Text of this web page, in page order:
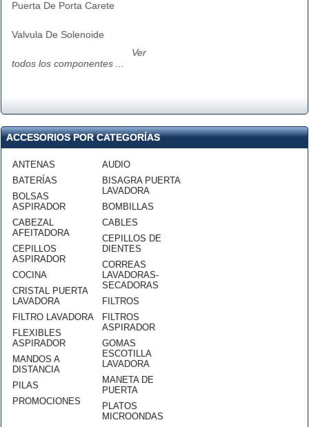
Puerta De Porta Carete
Valvula De Solenoide
Ver
todos los componentes ...
ACCESORIOS POR CATEGORÍAS
ANTENAS
BATERÍAS
BOLSAS
ASPIRADOR
CABEZAL
AFEITADORA
CEPILLOS
ASPIRADOR
COCINA
CRISTAL PUERTA
LAVADORA
FILTRO LAVADORA
FLEXIBLES
ASPIRADOR
MANDOS A
DISTANCIA
PILAS
PROMOCIONES
AUDIO
BISAGRA PUERTA
LAVADORA
BOMBILLAS
CABLES
CEPILLOS DE
DIENTES
CORREAS
LAVADORAS-
SECADORAS
FILTROS
FILTROS
ASPIRADOR
GOMAS
ESCOTILLA
LAVADORA
MANETA DE
PUERTA
PLATOS
MICROONDAS